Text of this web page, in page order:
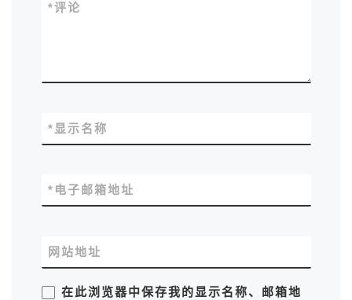
评论
*
显示名称
*
电子邮箱地址
*
网站地址
在此浏览器中保存我的显示名称、邮箱地